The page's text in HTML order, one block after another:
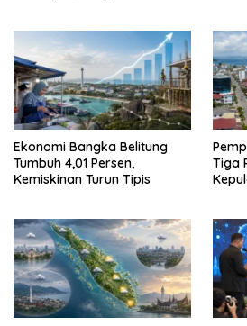
Ekonomi Bangka Belitung
Tumbuh 4,01 Persen,
Kemiskinan Turun Tipis
Tiga